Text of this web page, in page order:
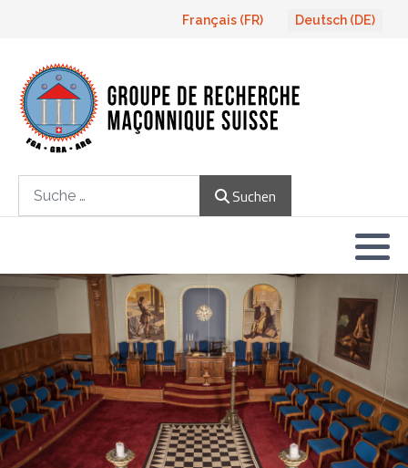
Sprache auswählen
Français (FR) Deutsch (DE)
Suchen